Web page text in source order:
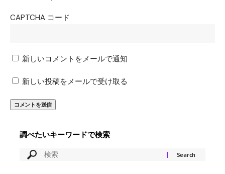
CAPTCHA コード
新しいコメントをメールで通知
新しい投稿をメールで受け取る
調べたいキーワードで検索